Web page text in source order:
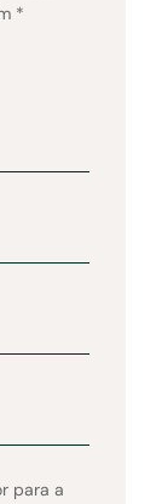
*
para a